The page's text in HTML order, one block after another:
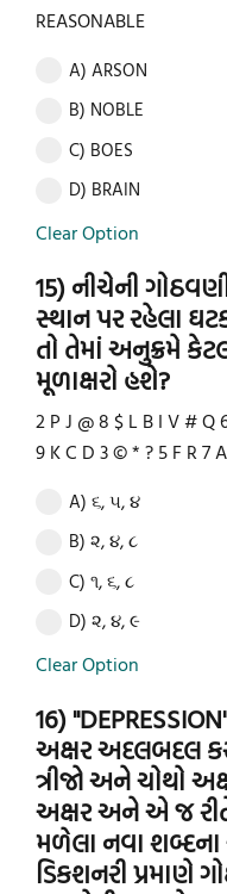
REASONABLE
A) ARSON
B) NOBLE
C) BOES
D) BRAIN
Clear Option
15) નીચેની
સ્થાન પર રહેલા
તો તેમાં અનુક્રમે
મૂળાક્ષરો હશે?
2 P J @ 8 $ L B I V # Q
9 K C D 3 © * ? 5 F R 7
A) ૬, ૫, ૪
B) ૨, ૪, ૮
C) ૧, ૬, ૮
D) ૨, ૪, ૯
Clear Option
16)
અક્ષર અદલબદલ
ત્રીજો અને ચોથો
અક્ષર અને એ જ
મળેલા નવા શબ્દના
ડિકશનરી પ્રમાણે